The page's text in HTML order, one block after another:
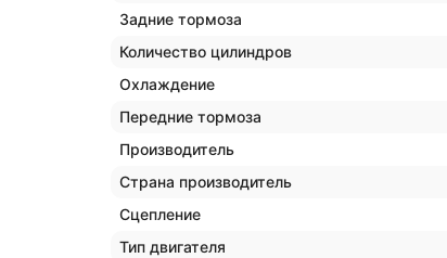
Задние тормоза
Количество цилиндров
Охлаждение
Передние тормоза
Производитель
Страна производитель
Сцепление
Тип двигателя